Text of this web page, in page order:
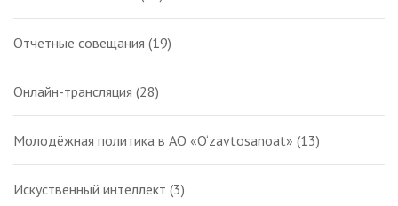
Отчетные совещания (19)
Онлайн-трансляция (28)
Молодёжная политика в АО «O‘zavtosanoat» (13)
Искуственный интеллект (3)